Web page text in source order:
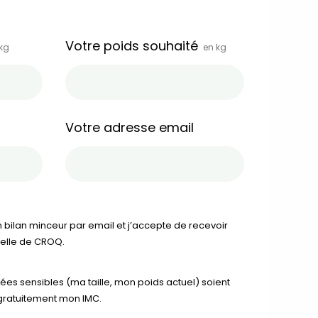
Votre poids souhaité en kg
Votre adresse email
minceur par email et j’accepte de recevoir
de CROQ.
sensibles (ma taille, mon poids actuel) soient
mon IMC.
pour vous